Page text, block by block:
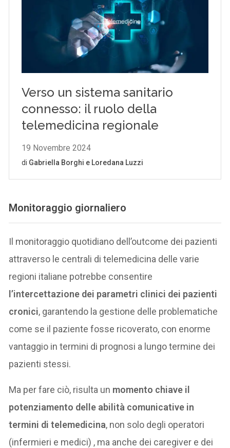
Monitoraggio giornaliero
Il monitoraggio quotidiano dell’outcome dei pazienti
attraverso le centrali di telemedicina delle varie
regioni italiane potrebbe consentire
l’intercettazione dei parametri clinici dei pazienti
cronici, garantendo la gestione delle problematiche
come se il paziente fosse ricoverato, con enorme
vantaggio in termini di prognosi a lungo termine dei
pazienti stessi.
Ma per fare ciò, risulta un momento chiave il
potenziamento delle abilità comunicative in
termini di telemedicina, non solo degli operatori
(infermieri e medici) , ma anche dei caregiver e dei